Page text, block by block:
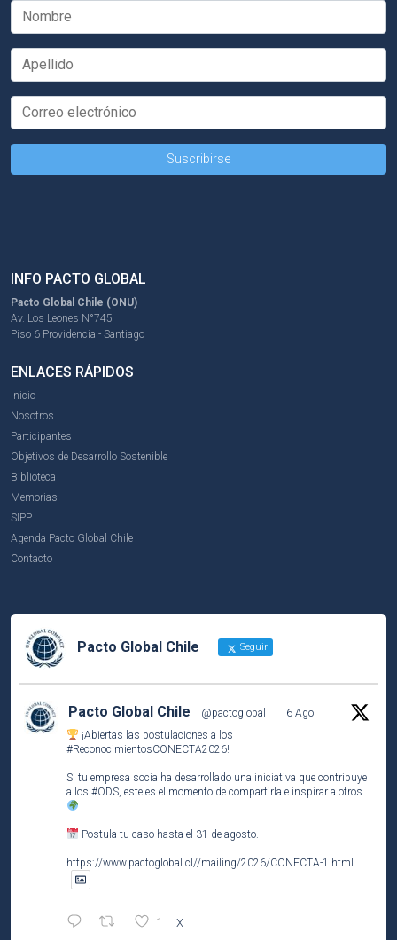
INFO PACTO GLOBAL
Pacto Global Chile (ONU)
Av. Los Leones N°745
Piso 6 Providencia - Santiago
ENLACES RÁPIDOS
Inicio
Nosotros
Participantes
Objetivos de Desarrollo Sostenible
Biblioteca
Memorias
SIPP
Agenda Pacto Global Chile
Contacto
Pacto Global Chile Seguir
Pacto Global Chile @pactoglobal ·
6 Ago
¡Abiertas las postulaciones a los
#ReconocimientosCONECTA2026!
Si tu empresa socia ha desarrollado una iniciativa que contribuye
a los #ODS , este es el momento de compartirla e inspirar a otros.
Postula tu caso hasta el 31 de agosto.
https://www.pactoglobal.cl//mailing/2026/CONECTA-1.html
1 X